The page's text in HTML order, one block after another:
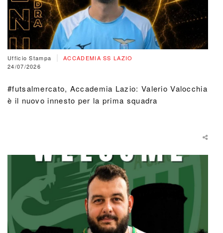
Ufficio Stampa
ACCADEMIA SS LAZIO
24/07/2026
#futsalmercato, Accademia Lazio: Valerio Valocchia
è il nuovo innesto per la prima squadra